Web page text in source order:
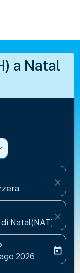
a Natal
close
Natal(NAT),
close
labelreturn-date-
2026
today